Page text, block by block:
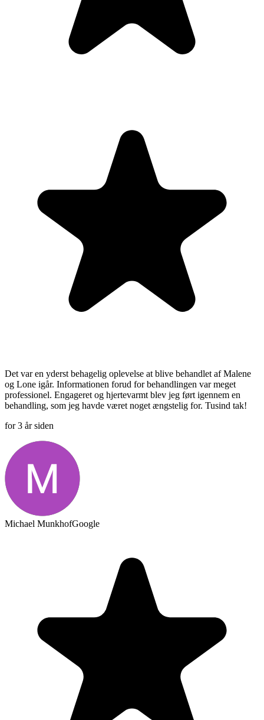
Det var en yderst behagelig oplevelse at blive behandlet af Malene
og Lone igår. Informationen forud for behandlingen var meget
professionel. Engageret og hjertevarmt blev jeg ført igennem en
behandling, som jeg havde været noget ængstelig for. Tusind tak!
for 3 år siden
Michael MunkhofGoogle